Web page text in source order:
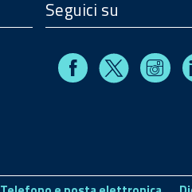
Seguici su
Facebook
X